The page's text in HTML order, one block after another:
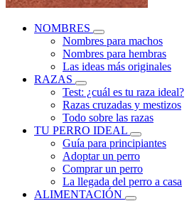
NOMBRES
Nombres para machos
Nombres para hembras
Las ideas más originales
RAZAS
Test: ¿cuál es tu raza ideal?
Razas cruzadas y mestizos
Todo sobre las razas
TU PERRO IDEAL
Guía para principiantes
Adoptar un perro
Comprar un perro
La llegada del perro a casa
ALIMENTACIÓN